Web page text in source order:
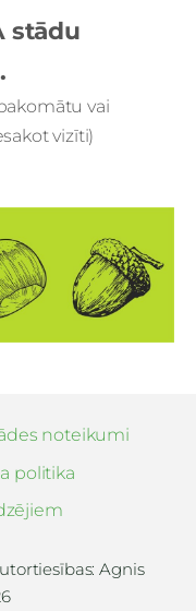
stādu
vai
vizīti)
noteikumi
politika
Agnis